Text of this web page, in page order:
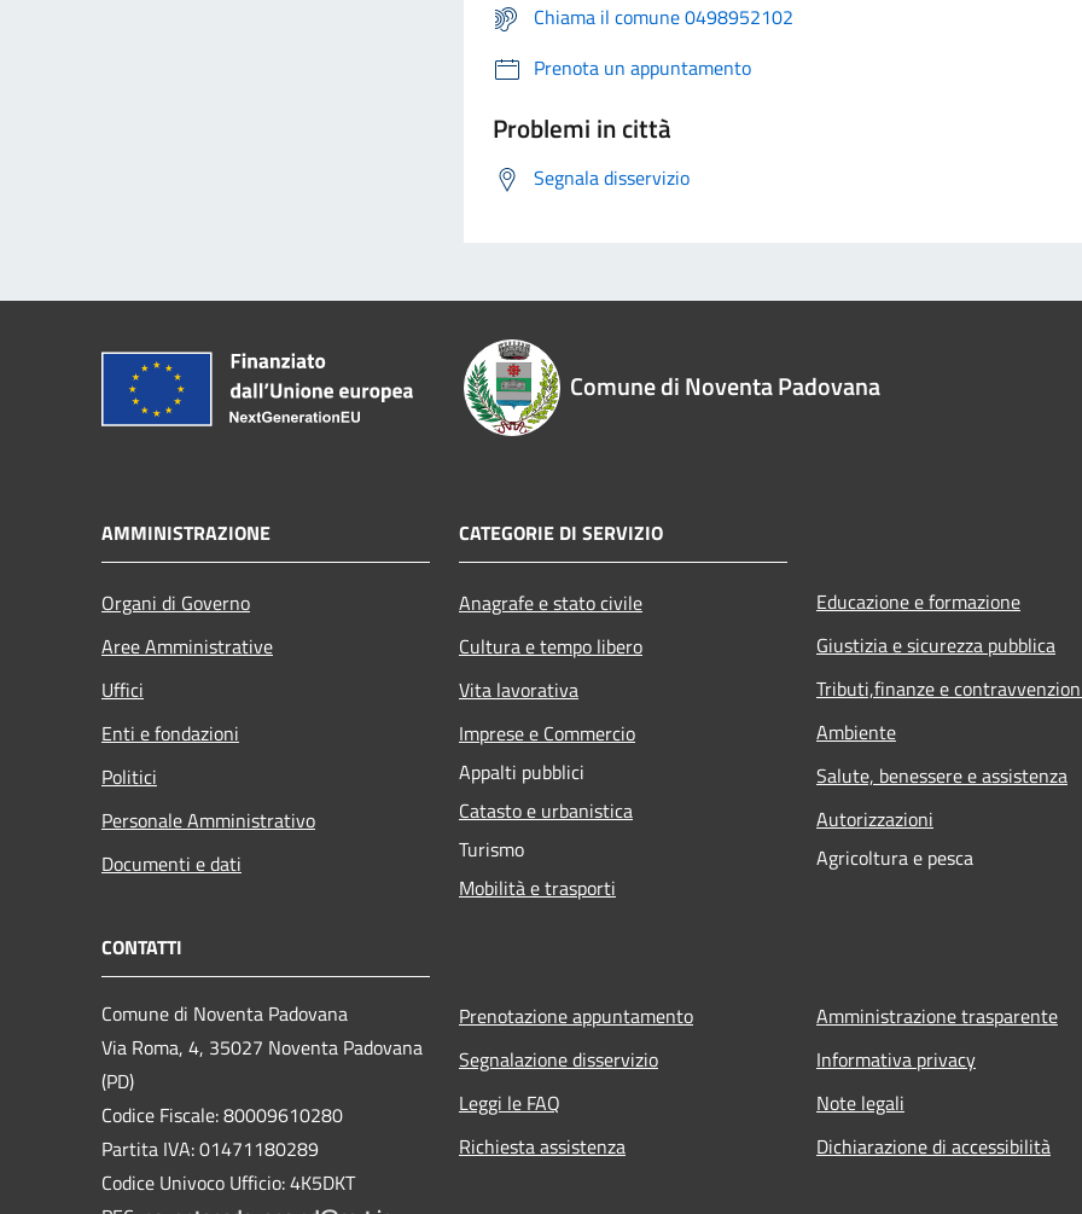
Chiama il comune 0498952102
Prenota un appuntamento
Problemi in città
Segnala disservizio
Comune di Noventa Padovana
AMMINISTRAZIONE
Organi di Governo
Aree Amministrative
Uffici
Enti e fondazioni
Politici
Personale Amministrativo
Documenti e dati
CATEGORIE DI SERVIZIO
Anagrafe e stato civile
Cultura e tempo libero
Vita lavorativa
Imprese e Commercio
Appalti pubblici
Catasto e urbanistica
Turismo
Mobilità e trasporti
Educazione e formazione
Giustizia e sicurezza pubblica
Tributi,finanze e
Ambiente
Salute, benessere e assistenza
Autorizzazioni
Agricoltura e pesca
CONTATTI
Comune di Noventa Padovana
Via Roma, 4, 35027 Noventa Padovana
(PD)
Codice Fiscale: 80009610280
Partita IVA: 01471180289
Codice Univoco Ufficio: 4K5DKT
Prenotazione appuntamento
Segnalazione disservizio
Leggi le FAQ
Richiesta assistenza
Amministrazione trasparente
Informativa privacy
Note legali
Dichiarazione di accessibilità